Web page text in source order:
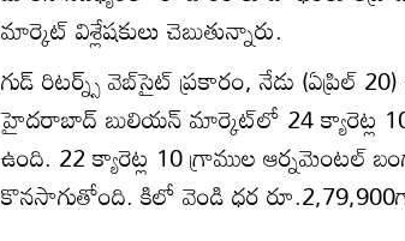
మార్కెట్ విశ్లేషకులు చెబుతున్నారు.
గుడ్ రిటర్న్స్ వెబ్‌సైట్ ప్రకారం, నేడు
హైదరాబాద్ బులియన్ మార్కెట్‌లో 24 క్యారెట్ల
ఉంది. 22 క్యారెట్ల 10 గ్రాముల ఆర్నమెంటల్
కొనసాగుతోంది. కిలో వెండి ధర